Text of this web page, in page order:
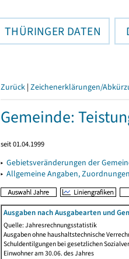
THÜRINGER DATEN
Zurück | Zeichenerklärungen/
Gemeinde:
seit 01.04.1999
▸ Gebietsveränderungen der
▸ Allgemeine Angaben, Zuordnungen
Ausgaben nach Ausgabearten und
Quelle: Jahresrechnungsstatistik
Ausgaben ohne haushaltstechnische
Schuldentilgungen bei gesetzlichen
Einwohner am 30.06. des Jahres